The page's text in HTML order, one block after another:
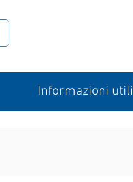
Informazioni utili